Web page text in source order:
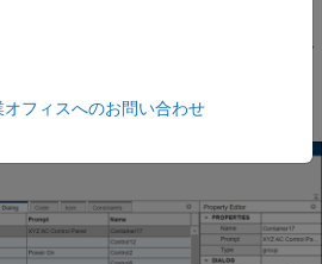
のレイアウトを管理します。[コントロ
目を選択して、パラメーターをマスク ダ
メーターのプロパティを編集します。
フィスへのお問い合わせ